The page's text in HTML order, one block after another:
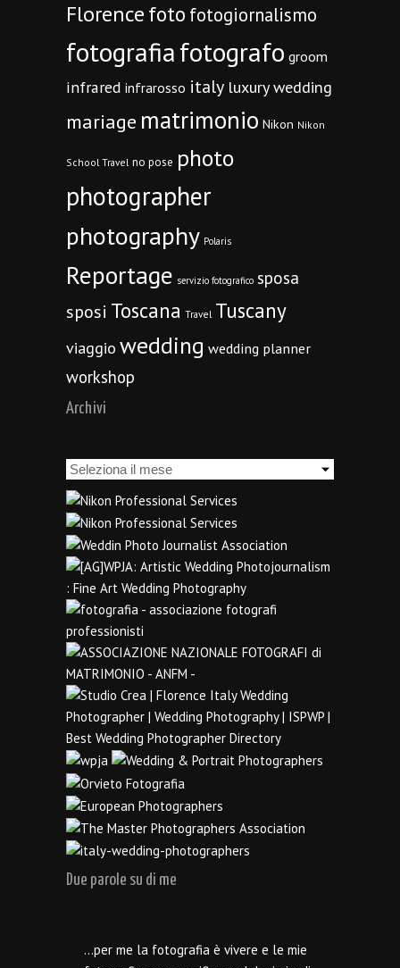
Florencefoto fotogiornalismo
fotografiafotografo groom
infrared infrarosso italy luxury wedding
mariage matrimonio Nikon Nikon
School Travel no pose photo
photographer
photography Polaris
Reportage servizio fotografico sposa
sposi Toscana Travel Tuscany
viaggio wedding wedding planner
workshop
Archivi
Archivi
Due parole su di me
…per me la fotografia è vivere e le mie